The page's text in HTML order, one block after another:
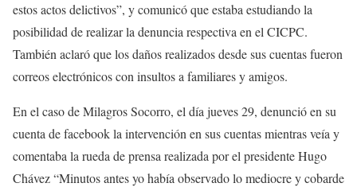
estos actos delictivos”, y comunicó que estaba estudiando la
posibilidad de realizar la denuncia respectiva en el CICPC.
También aclaró que los daños realizados desde sus cuentas fueron
correos electrónicos con insultos a familiares y amigos.
En el caso de Milagros Socorro, el día jueves 29, denunció en su
cuenta de facebook la intervención en sus cuentas mientras veía y
comentaba la rueda de prensa realizada por el presidente Hugo
Chávez “Minutos antes yo había observado lo mediocre y cobarde